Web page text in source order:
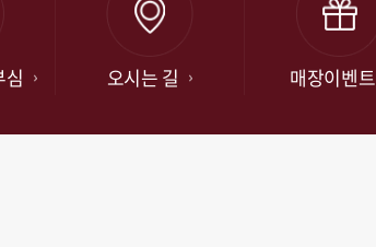
심 오시는 길 매장이벤트